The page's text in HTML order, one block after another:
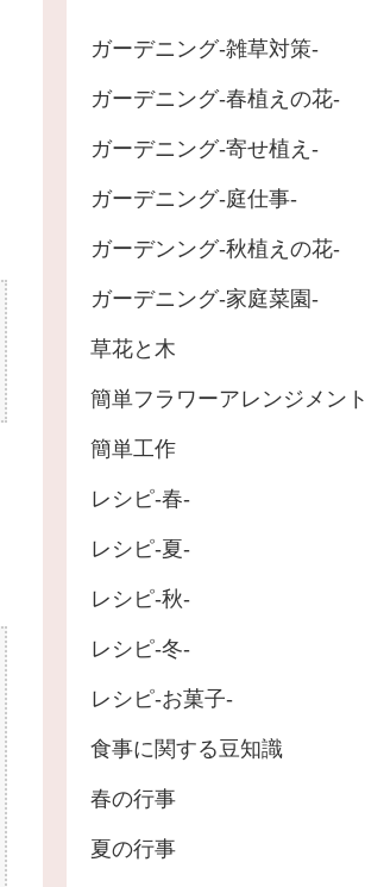
ガーデニング-雑草対策-
ガーデニング-春植えの花-
ガーデニング-寄せ植え-
ガーデニング-庭仕事-
ガーデンング-秋植えの花-
ガーデニング-家庭菜園-
草花と木
簡単フラワーアレンジメント
簡単工作
レシピ-春-
レシピ-夏-
レシピ-秋-
レシピ-冬-
レシピ-お菓子-
食事に関する豆知識
春の行事
夏の行事